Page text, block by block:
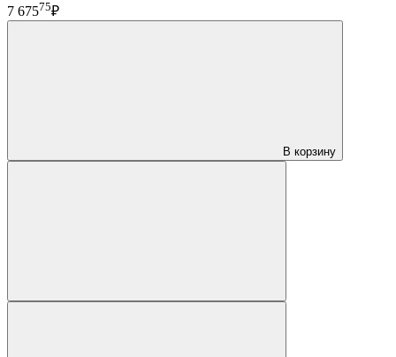
7 67575₽
В корзину